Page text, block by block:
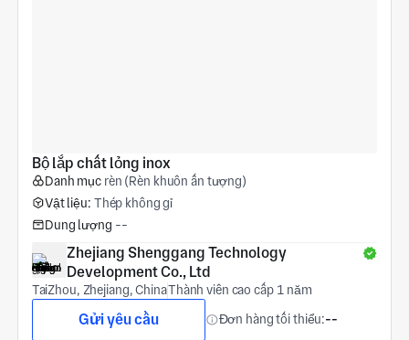
Bộ lắp chất lỏng inox
Danh mục rèn (Rèn khuôn ấn tượng)
Vật liệu: Thép không gỉ
Dung lượng --
Zhejiang Shenggang Technology
Development Co., Ltd
TaiZhou, Zhejiang, ChinaThành viên cao cấp 1 năm
Gửi yêu cầu Đơn hàng tối thiểu:--